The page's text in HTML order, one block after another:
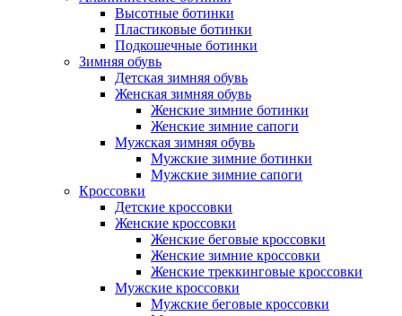
Высотные ботинки
Пластиковые ботинки
Подкошечные ботинки
Зимняя обувь
Детская зимняя обувь
Женская зимняя обувь
Женские зимние ботинки
Женские зимние сапоги
Мужская зимняя обувь
Мужские зимние ботинки
Мужские зимние сапоги
Кроссовки
Детские кроссовки
Женские кроссовки
Женские беговые кроссовки
Женские зимние кроссовки
Женские треккинговые кроссовки
Мужские кроссовки
Мужские беговые кроссовки